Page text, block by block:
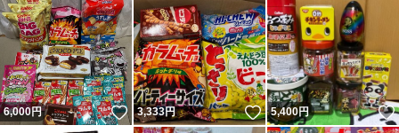
6,000円 いいね！
3,333円 いいね！
5,400円